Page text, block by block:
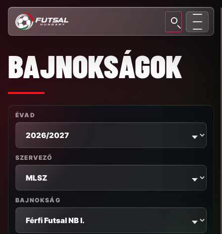
BAJNOKSÁGOK
ÉVAD
SZERVEZŐ
BAJNOKSÁG